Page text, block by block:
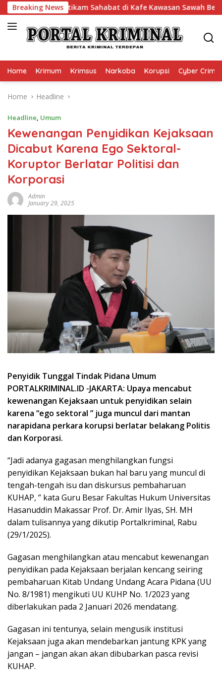
Skip
to
content
Breaking News
Tewas Ditikam Sahabat di Kafe Kawasan Sawah Besar
Home Krimum Krimsus Narkoba Korupsi Cyber Crime
Home Headline
Headline, Umum
Kewenangan Penyidikan Kejaksaan
Dicabut Karena Ego Sektoral-
Koruptor Berlatar Politisi dan
Korporasi
Admin
January 29, 2025
Penyidik Tunggal Tindak Pidana Umum
PORTALKRIMINAL.ID -JAKARTA: Upaya mencabut
kewenangan Kejaksaan untuk penyidikan selain
karena “ego sektoral ” juga muncul dari mantan
narapidana perkara korupsi berlatar belakang Politis
dan Korporasi.
“Jadi adanya gagasan menghilangkan fungsi
penyidikan Kejaksaan bukan hal baru yang muncul di
tengah-tengah isu dan diskursus pembaharuan
KUHAP, ” kata Guru Besar Fakultas Hukum Universitas
Hasanuddin Makassar Prof. Dr. Amir Ilyas, SH. MH
dalam tulisannya yang dikutip Portalkriminal, Rabu
(29/1/2025).
Gagasan menghilangkan atau mencabut kewenangan
penyidikan pada Kejaksaan berjalan kencang seiring
pembaharuan Kitab Undang Undang Acara Pidana (UU
No. 8/1981) mengikuti UU KUHP No. 1/2023 yang
diberlakukan pada 2 Januari 2026 mendatang.
Gagasan ini tentunya, selain mengusik institusi
Kejaksaan juga akan mendebarkan jantung KPK yang
jangan – jangan akan akan dibubarkan pasca revisi
KUHAP.